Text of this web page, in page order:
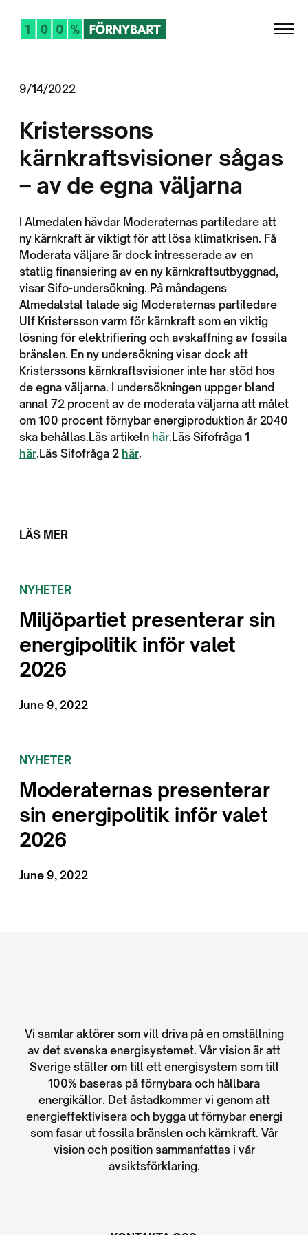
9/14/2022
Kristerssons
kärnkraftsvisioner sågas
– av de egna väljarna
I Almedalen hävdar Moderaternas partiledare att
ny kärnkraft är viktigt för att lösa klimatkrisen. Få
Moderata väljare är dock intresserade av en
statlig finansiering av en ny kärnkraftsutbyggnad,
visar Sifo-undersökning. På måndagens
Almedalstal talade sig Moderaternas partiledare
Ulf Kristersson varm för kärnkraft som en viktig
lösning för elektrifiering och avskaffning av fossila
bränslen. En ny undersökning visar dock att
Kristerssons kärnkraftsvisioner inte har stöd hos
de egna väljarna. I undersökningen uppger bland
annat 72 procent av de moderata väljarna att målet
om 100 procent förnybar energiproduktion år 2040
ska behållas.Läs artikeln här.Läs Sifofråga 1
här.Läs Sifofråga 2 här.
LÄS MER
NYHETER
Miljöpartiet presenterar sin
energipolitik inför valet
2026
June 9, 2022
NYHETER
Moderaternas presenterar
sin energipolitik inför valet
2026
June 9, 2022
Vi samlar aktörer som vill driva på en omställning
av det svenska energisystemet. Vår vision är att
Sverige ställer om till ett energisystem som till
100% baseras på förnybara och hållbara
energikällor. Det åstadkommer vi genom att
energieffektivisera och bygga ut förnybar energi
som fasar ut fossila bränslen och kärnkraft. Vår
vision och position sammanfattas i vår
avsiktsförklaring.